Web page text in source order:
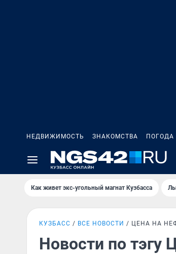
НЕДВИЖИМОСТЬ ЗНАКОМСТВА ПОГОДА
Как живет экс-угольный магнат Кузбасса
КУЗБАСС ВСЕ НОВОСТИ ЦЕНА НА
Новости по тэгу